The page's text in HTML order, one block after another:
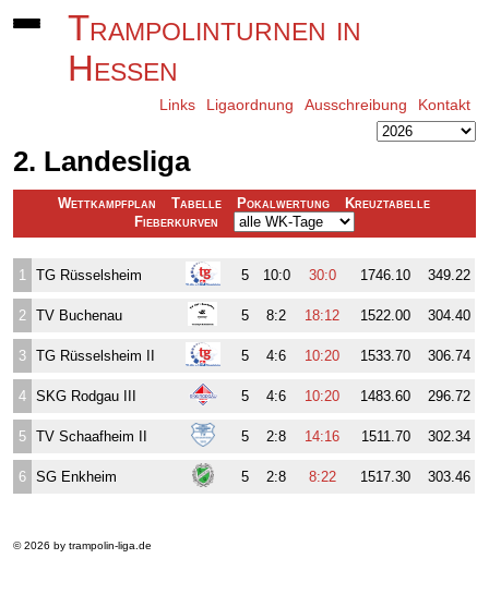
Trampolinturnen in
Hessen
Links Ligaordnung Ausschreibung Kontakt
2. Landesliga
Wettkampfplan Tabelle Pokalwertung
Kreuztabelle
Fieberkurven
1 TG Rüsselsheim 5 10:0 30:0 1746.10 349.22
2 TV Buchenau 5 8:2 18:12 1522.00 304.40
3 TG Rüsselsheim II 5 4:6 10:20 1533.70 306.74
4 SKG Rodgau III 5 4:6 10:20 1483.60 296.72
5 TV Schaafheim II 5 2:8 14:16 1511.70 302.34
6 SG Enkheim 5 2:8 8:22 1517.30 303.46
© 2026 by trampolin-liga.de